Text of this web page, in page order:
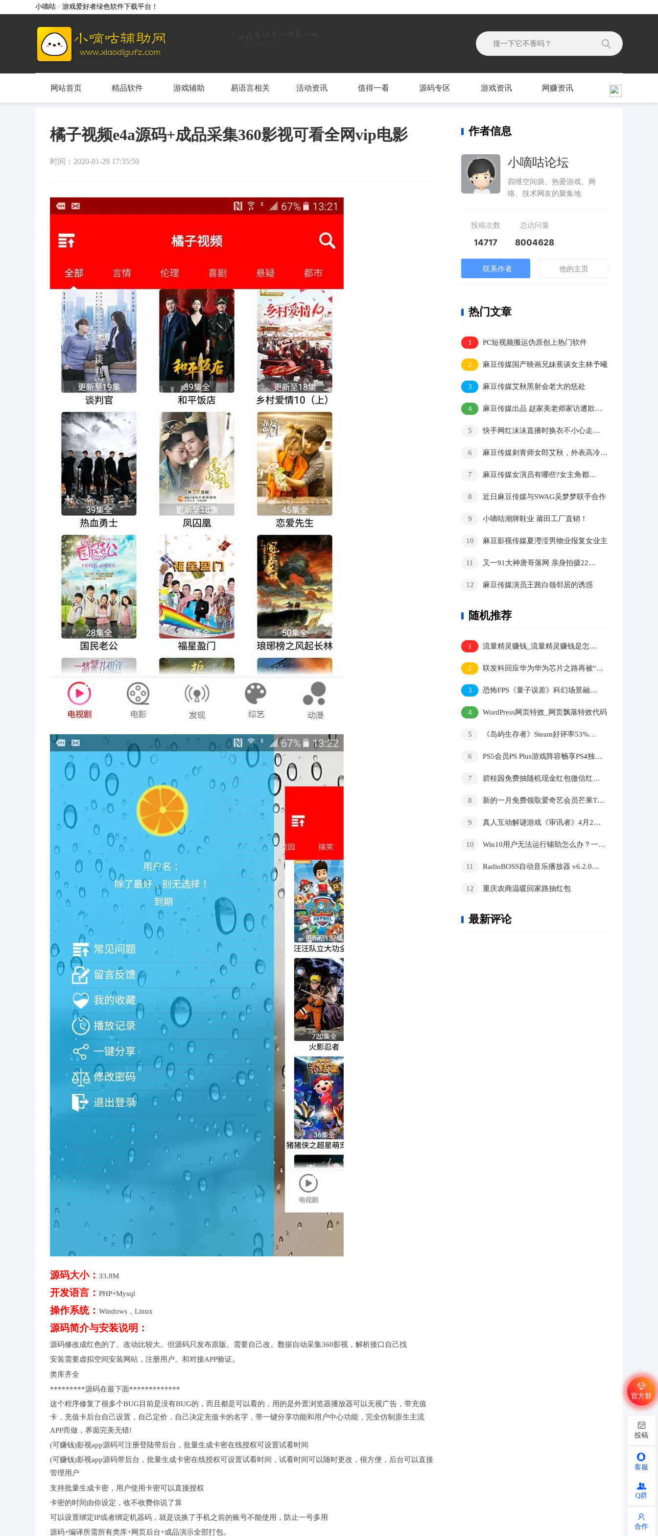
小嘀咕 · 游戏爱好者绿色软件下载平台！
网站首页 精品软件 游戏辅助 易语言相关 活动资讯 值得一看 源码专区 游戏资讯 网赚资讯
橘子视频e4a源码+成品采集360影视可看全网vip电影
时间：2020-01-29 17:35:50
源码大小： 33.8M
开发语言： PHP+Mysql
操作系统： Windows，Linux
源码简介与安装说明：
源码修改成红色的了。改动比较大。但源码只发布原版。需要自己改。数据自动采集360影视，解析接口自己找
安装需要虚拟空间安装网站，注册用户。和对接APP验证。
类库齐全
*********源码在最下面*************
这个程序修复了很多个BUG目前是没有BUG的，而且都是可以看的，用的是外置浏览器播放器可以无视广告，带充值
卡，充值卡后台自己设置，自己定价，自己决定充值卡的名字，带一键分享功能和用户中心功能，完全仿制原生主流
APP而做，界面完美无错!
(可赚钱)影视app源码可注册登陆带后台，批量生成卡密在线授权可设置试看时间
(可赚钱)影视app源码带后台，批量生成卡密在线授权可设置试看时间，试看时间可以随时更改，很方便，后台可以直接
管理用户
支持批量生成卡密，用户使用卡密可以直接授权
卡密的时间由你设定，收不收费你说了算
可以设置绑定IP或者绑定机器码，就是说换了手机之前的账号不能使用，防止一号多用
源码+编译所需所有类库+网页后台+成品演示全部打包。
作者信息
小嘀咕论坛
四维空间袋、热爱游戏、网
络、技术网友的聚集地
投稿次数 总访问量
14717 8004628
联系作者 他的主页
热门文章
1 PC短视频搬运伪原创上热门软件
2 麻豆传媒国产映画兄妹蕉谈女主林予曦
3 麻豆传媒艾秋黑射会老大的惩处
4 麻豆传媒出品 赵家美老师家访遭欺负，家长大叔好凶猛！
5 快手网红沫沫直播时换衣不小心走光视频
6 麻豆传媒刺青师女郎艾秋，外表高冷内在骚气十足？
7 麻豆传媒女演员有哪些?女主角都是谁?
8 近日麻豆传媒与SWAG吴梦梦联手合作
9 小嘀咕潮牌鞋业 莆田工厂直销！
10 麻豆影视传媒夏瀅滢男物业报复女业主
11 又一91大神唐哥落网 亲身拍摄22部点击量400万
12 麻豆传媒演员王茜白领邻居的诱惑
随机推荐
1 流量精灵赚钱_流量精灵赚钱是怎么回事
2 联发科回应华为华为芯片之路再被“堵死”，任正非的话让人深思
3 恐怖FPS《量子误差》科幻场景融入惊悚元素
4 WordPress网页特效_网页飘落特效代码
5 《岛屿生存者》Steam好评率53%内容不丰富但BUG多
6 PS5会员PS Plus游戏阵容畅享PS4独占和第三方游戏大作
7 碧桂园免费抽随机现金红包微信红包封面
8 新的一月免费领取爱奇艺会员芒果TV会员
9 真人互动解谜游戏《审讯者》4月29日刊行 新预告公然
10 Win10用户无法运行辅助怎么办？一键关闭W10防护
11 RadioBOSS自动音乐播放器 v6.2.0.5官方版
12 重庆农商温暖回家路抽红包
最新评论
官方群
投稿
客服
Q群
合作